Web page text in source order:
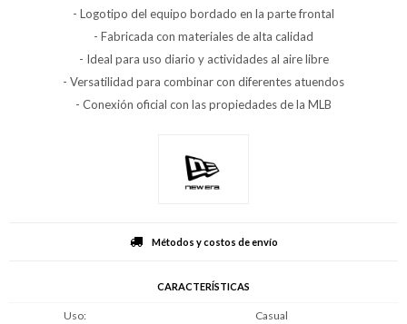
- Logotipo del equipo bordado en la parte frontal
- Fabricada con materiales de alta calidad
- Ideal para uso diario y actividades al aire libre
- Versatilidad para combinar con diferentes atuendos
- Conexión oficial con las propiedades de la MLB
Métodos y costos de envío
CARACTERÍSTICAS
Uso
Casual